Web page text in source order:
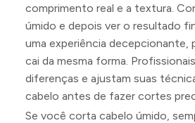
comprimento real e a textura.
úmido e depois ver o resultado
uma experiência decepcionante,
cai da mesma forma.
diferenças e ajustam suas
cabelo antes de fazer cortes
Se você corta cabelo úmido,